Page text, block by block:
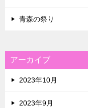
青森の祭り
アーカイブ
2023年10月
2023年9月